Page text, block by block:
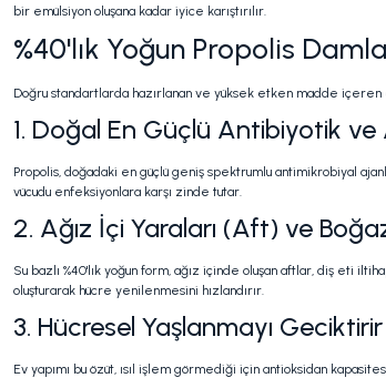
bir emülsiyon oluşana kadar iyice karıştırılır.
%40'lık Yoğun Propolis
Doğru standartlarda hazırlanan ve yüksek etken madde içeren
1. Doğal En Güçlü Antibiyotik
Propolis, doğadaki en güçlü geniş spektrumlu antimikrobiyal
vücudu enfeksiyonlara karşı zinde tutar.
2. Ağız İçi Yaraları (Aft) ve
Su bazlı %40'lık yoğun form, ağız içinde oluşan aftlar, diş eti
oluşturarak hücre yenilenmesini hızlandırır.
3. Hücresel Yaşlanmayı
Ev yapımı bu özüt, ısıl işlem görmediği için antioksidan